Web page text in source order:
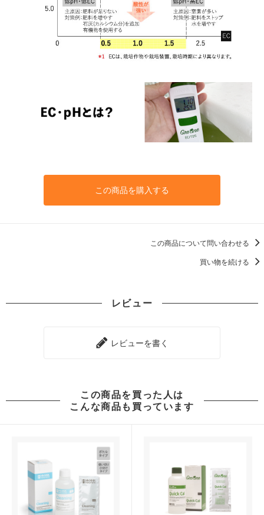
この商品を購入する
この商品について問い合わせる
買い物を続ける
レビュー
レビューを書く
この商品を買った人は
こんな商品も買っています